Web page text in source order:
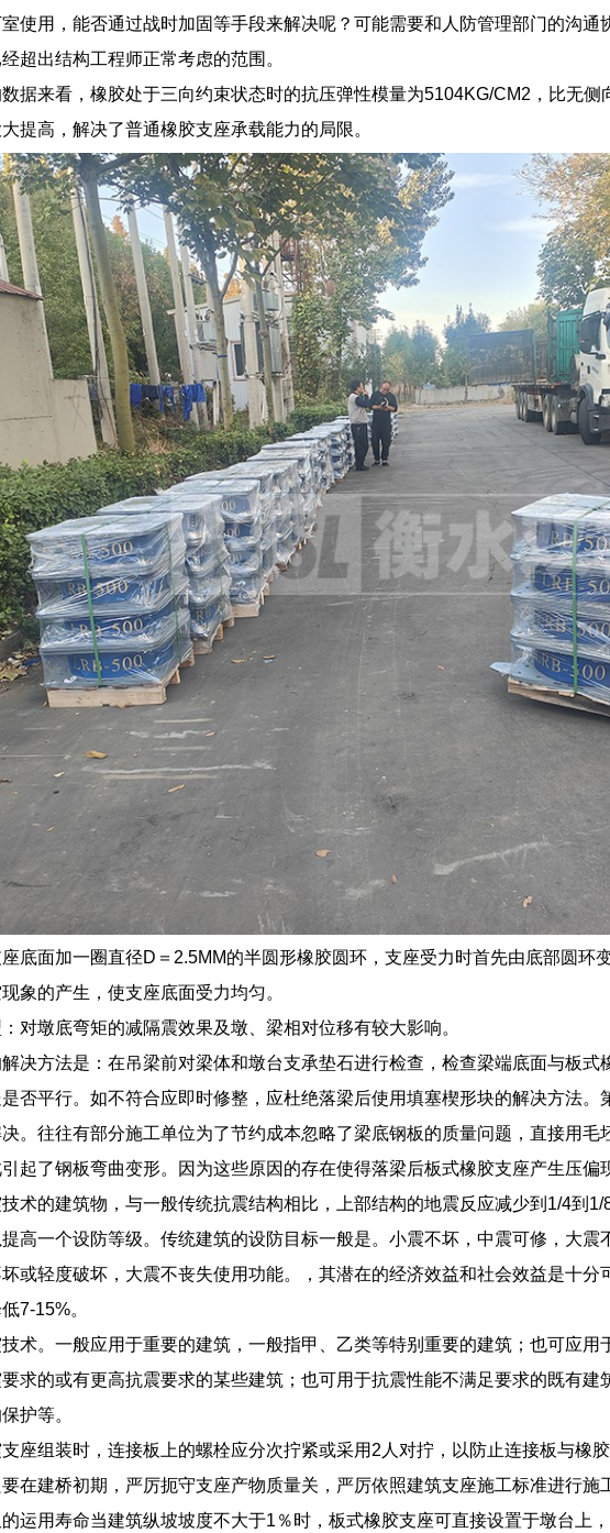
使用，能否通过战时加固等手段来解决呢？可能需要和人防管理部门的沟通
超出结构工程师正常考虑的范围。
据来看，橡胶处于三向约束状态时的抗压弹性模量为5104KG/CM2，比无
提高，解决了普通橡胶支座承载能力的局限。
底面加一圈直径D＝2.5MM的半圆形橡胶圆环，支座受力时首先由底部圆环
象的产生，使支座底面受力均匀。
对墩底弯矩的减隔震效果及墩、梁相对位移有较大影响。
决方法是：在吊梁前对梁体和墩台支承垫石进行检查，检查梁端底面与板
否平行。如不符合应即时修整，应杜绝落梁后使用填塞楔形块的解决方法
。往往有部分施工单位为了节约成本忽略了梁底钢板的质量问题，直接用
起了钢板弯曲变形。因为这些原因的存在使得落梁后板式橡胶支座产生压偏
术的建筑物，与一般传统抗震结构相比，上部结构的地震反应减少到1/4到
高一个设防等级。传统建筑的设防目标一般是。小震不坏，中震可修，大震
或轻度破坏，大震不丧失使用功能。，其潜在的经济效益和社会效益是十
7-15%。
术。一般应用于重要的建筑，一般指甲、乙类等特别重要的建筑；也可应
求的或有更高抗震要求的某些建筑；也可用于抗震性能不满足要求的既有
护等。
座组装时，连接板上的螺栓应分次拧紧或采用2人对拧，以防止连接板与橡
在建桥初期，严厉扼守支座产物质量关，严厉依照建筑支座施工标准进行
运用寿命当建筑纵坡坡度不大于1％时，板式橡胶支座可直接设置于墩台上